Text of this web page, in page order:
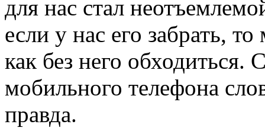
для нас стал
если у нас его забрать,
как без него обходиться.
мобильного телефона
правда.